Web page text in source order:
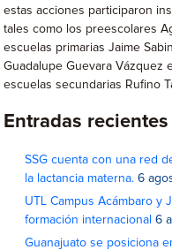
estas acciones participaron
tales como los preescolares
escuelas primarias Jaime
Guadalupe Guevara Vázquez
escuelas secundarias Rufino
Entradas recientes
SSG cuenta con una red
la lactancia materna. 6
UTL Campus Acámbaro
formación internacional 6
Guanajuato se posiciona